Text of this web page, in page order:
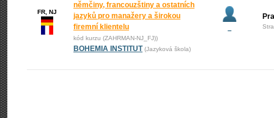
FR, NJ
němčiny, francouzštiny a ostatních
jazyků pro manažery a širokou
firemní klientelu
kód kurzu (ZAHRMAN-NJ_FJ))
BOHEMIA INSTITUT (Jazyková škola)
–